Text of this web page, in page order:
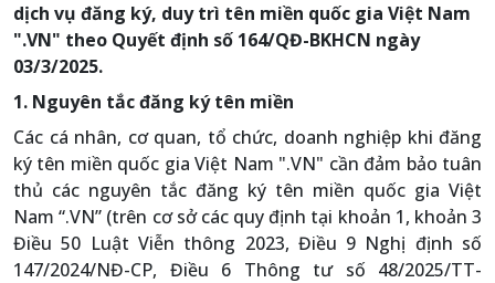
dịch vụ đăng ký, duy trì tên miền quốc gia Việt Nam
".VN" theo Quyết định số 164/QĐ-BKHCN ngày
03/3/2025.
1. Nguyên tắc đăng ký tên miền
Các cá nhân, cơ quan, tổ chức, doanh nghiệp khi đăng
ký tên miền quốc gia Việt Nam ".VN" cần đảm bảo tuân
thủ các nguyên tắc đăng ký tên miền quốc gia Việt
Nam “.VN” (trên cơ sở các quy định tại khoản 1, khoản 3
Điều 50 Luật Viễn thông 2023, Điều 9 Nghị định số
147/2024/NĐ-CP, Điều 6 Thông tư số 48/2025/TT-